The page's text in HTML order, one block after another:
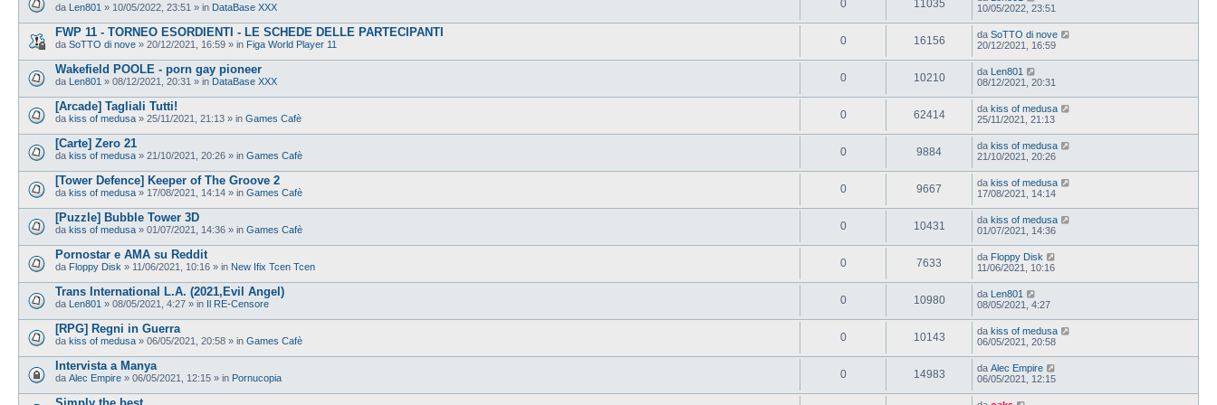
da Len801 » 10/05/2022, 23:51 » in DataBase XXX 0 11035
10/05/2022, 23:51
FWP 11 - TORNEO ESORDIENTI - LE SCHEDE DELLE PARTECIPANTI
da SoTTO di nove » 20/12/2021, 16:59 » in Figa World Player 11 0 16156 da SoTTO di nove
20/12/2021, 16:59
Wakefield POOLE - porn gay pioneer
da Len801 » 08/12/2021, 20:31 » in DataBase XXX 0 10210 da Len801
08/12/2021, 20:31
[Arcade] Tagliali Tutti!
da kiss of medusa » 25/11/2021, 21:13 » in Games Cafè 0 62414 da kiss of medusa
25/11/2021, 21:13
[Carte] Zero 21
da kiss of medusa » 21/10/2021, 20:26 » in Games Cafè 0 9884 da kiss of medusa
21/10/2021, 20:26
[Tower Defence] Keeper of The Groove 2
da kiss of medusa » 17/08/2021, 14:14 » in Games Cafè 0 9667 da kiss of medusa
17/08/2021, 14:14
[Puzzle] Bubble Tower 3D
da kiss of medusa » 01/07/2021, 14:36 » in Games Cafè 0 10431 da kiss of medusa
01/07/2021, 14:36
Pornostar e AMA su Reddit
da Floppy Disk » 11/06/2021, 10:16 » in New Ifix Tcen Tcen 0 7633 da Floppy Disk
11/06/2021, 10:16
Trans International L.A. (2021,Evil Angel)
da Len801 » 08/05/2021, 4:27 » in Il RE-Censore 0 10980 da Len801
08/05/2021, 4:27
[RPG] Regni in Guerra
da kiss of medusa » 06/05/2021, 20:58 » in Games Cafè 0 10143 da kiss of medusa
06/05/2021, 20:58
Intervista a Manya
da Alec Empire » 06/05/2021, 12:15 » in Pornucopia 0 14983 da Alec Empire
06/05/2021, 12:15
Simply the best